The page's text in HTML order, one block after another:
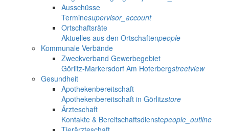
Ausschüsse
Terminesupervisor_account
Ortschaftsräte
Aktuelles aus den Ortschaftenpeople
Kommunale Verbände
Zweckverband Gewerbegebiet
Görlitz-Markersdorf Am Hoterbergstreetview
Gesundheit
Apothekenbereitschaft
Apothekenbereitschaft in Görlitzstore
Ärzteschaft
Kontakte & Bereitschaftsdienstepeople_outline